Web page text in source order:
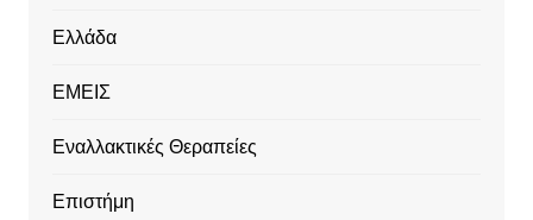
Ελλάδα
ΕΜΕΙΣ
Εναλλακτικές Θεραπείες
Επιστήμη